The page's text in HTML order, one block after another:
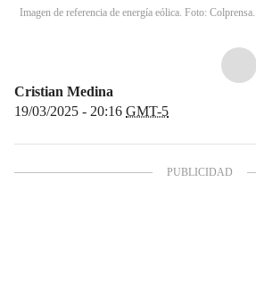
Imagen de referencia de energía eólica. Foto: Colprensa.
Cristian Medina
19/03/2025 - 20:16 GMT-5